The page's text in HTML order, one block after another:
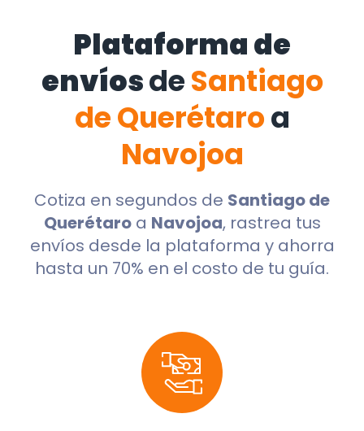
Plataforma de
envíosdeSantiago
de Querétaroa
Navojoa
Cotiza en segundos de Santiago de
Querétaroa Navojoa, rastrea tus
envíos desde la plataforma y ahorra
hasta un 70% en el costo de tu guía.